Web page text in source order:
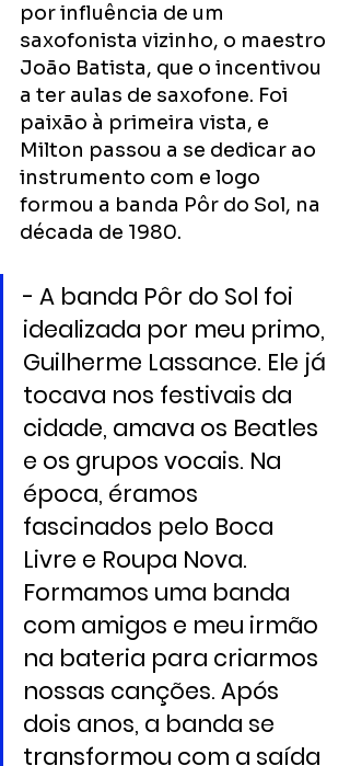
por influência de um
saxofonista vizinho, o maestro
João Batista, que o incentivou
a ter aulas de saxofone. Foi
paixão à primeira vista, e
Milton passou a se dedicar ao
instrumento com e logo
formou a banda Pôr do Sol, na
década de 1980.
- A banda Pôr do Sol foi
idealizada por meu primo,
Guilherme Lassance. Ele já
tocava nos festivais da
cidade, amava os Beatles
e os grupos vocais. Na
época, éramos
fascinados pelo Boca
Livre e Roupa Nova.
Formamos uma banda
com amigos e meu irmão
na bateria para criarmos
nossas canções. Após
dois anos, a banda se
transformou com a saída